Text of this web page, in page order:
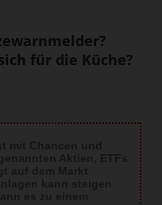
für die Küche?